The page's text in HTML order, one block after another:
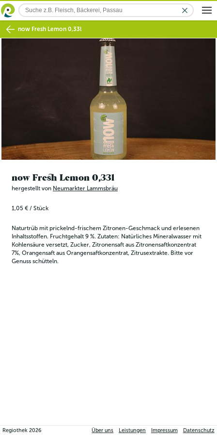
now Fresh Lemon 0,33l
now Fresh Lemon 0,33l
hergestellt von Neumarkter Lammsbräu
1,05 € / Stück
Naturtrüb mit prickelnd-frischem Zitronen-Geschmack und erlesenen
Inhaltsstoffen. Fruchtgehalt 9 %. Zutaten: Natürliches Mineralwasser mit
Kohlensäure versetzt, Zucker, Zitronensaft aus Zitronensaftkonzentrat
7%, Orangensaft aus Orangensaftkonzentrat, Zitrusextrakte. Bitte vor
Genuss schütteln.
Regiothek2026 Über uns Leistungen Impressum Datenschutz